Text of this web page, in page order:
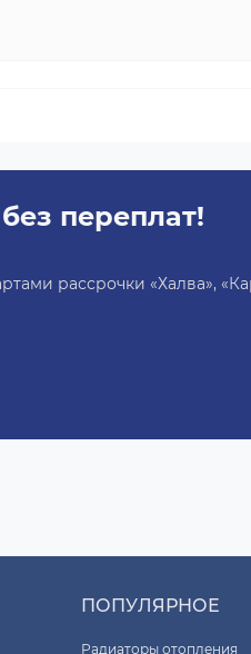
переплат!
рассрочки «Халва»,
ПОПУЛЯРНОЕ
Радиаторы отопления